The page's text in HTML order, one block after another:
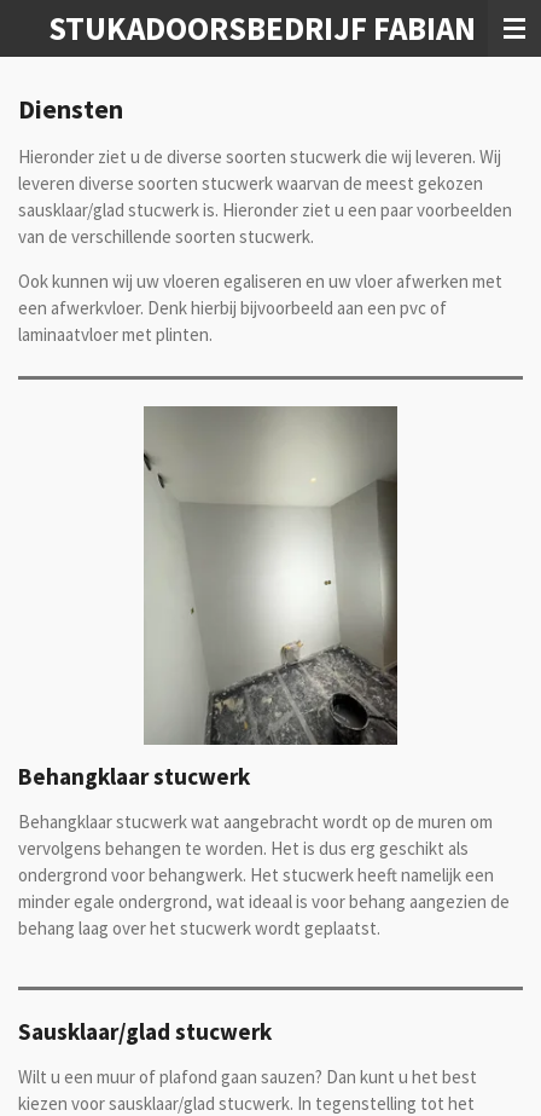
de
STUKADOORSBEDRIJF FABIAN
Diensten
Hieronder ziet u de diverse soorten stucwerk die wij leveren. Wij
leveren diverse soorten stucwerk waarvan de meest gekozen
sausklaar/glad stucwerk is. Hieronder ziet u een paar voorbeelden
van de verschillende soorten stucwerk.
Ook kunnen wij uw vloeren egaliseren en uw vloer afwerken met
een afwerkvloer. Denk hierbij bijvoorbeeld aan een pvc of
laminaatvloer met plinten.
Behangklaar stucwerk
Behangklaar stucwerk wat aangebracht wordt op de muren om
vervolgens behangen te worden. Het is dus erg geschikt als
ondergrond voor behangwerk. Het stucwerk heeft namelijk een
minder egale ondergrond, wat ideaal is voor behang aangezien de
behang laag over het stucwerk wordt geplaatst.
Sausklaar/glad stucwerk
Wilt u een muur of plafond gaan sauzen? Dan kunt u het best
kiezen voor sausklaar/glad stucwerk. In tegenstelling tot het